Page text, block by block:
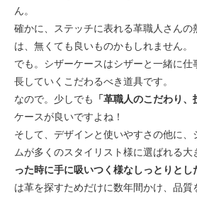
ん。
確かに、ステッチに表れる革職人さんの
は、無くても良いものかもしれません。
でも。シザーケースはシザーと一緒に
長していくこだわるべき道具です。
なので。少しでも 「革職人のこだわり、
ケースが良いですよね！
そして、デザインと使いやすさの他に、
ムが多くのスタイリスト様に選ばれる大
った時に手に吸いつく様なしっとりとし
は革を探すためだけに数年間かけ、品質